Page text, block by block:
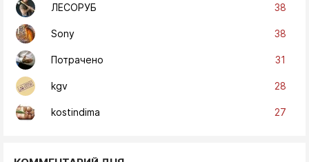
ЛЕСОРУБ 38
Sony 38
Потрачено 31
kgv 28
kostindima 27